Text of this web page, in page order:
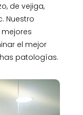
de vejiga,
Nuestro
el mejor
patologías.